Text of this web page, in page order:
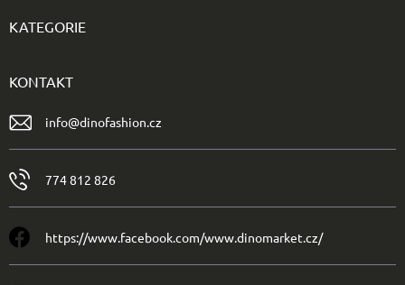
KATEGORIE
KONTAKT
info@dinofashion.cz
774 812 826
https://www.facebook.com/www.dinomarket.cz/